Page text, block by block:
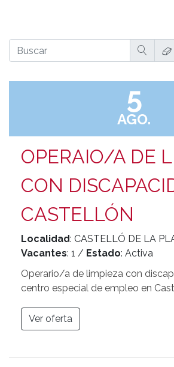
5
AGO.
OPERAIO/A DE
CON
CASTELLÓN
Localidad: CASTELLÓ DE LA
Vacantes: 1 / Estado: Activa
Operario/a de limpieza con
centro especial de empleo en
Ver oferta